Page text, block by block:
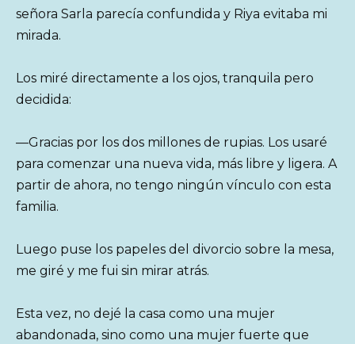
señora Sarla parecía confundida y Riya evitaba mi
mirada.
Los miré directamente a los ojos, tranquila pero
decidida:
—Gracias por los dos millones de rupias. Los usaré
para comenzar una nueva vida, más libre y ligera. A
partir de ahora, no tengo ningún vínculo con esta
familia.
Luego puse los papeles del divorcio sobre la mesa,
me giré y me fui sin mirar atrás.
Esta vez, no dejé la casa como una mujer
abandonada, sino como una mujer fuerte que